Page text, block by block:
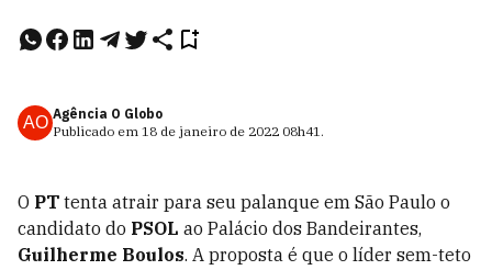
AO Agência O Globo
Publicado em 18 de janeiro de 2022 08h41.
O PT tenta atrair para seu palanque em São Paulo o
candidato do PSOL ao Palácio dos Bandeirantes,
Guilherme Boulos. A proposta é que o líder sem-teto